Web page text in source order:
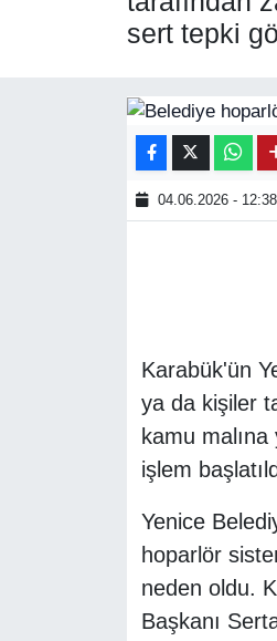
sert tepki
04.06.2026 - 12:38
Karabük'ün
ya da kişiler
kamu
işlem
Yenice
hoparlör
neden oldu.
Başkanı
ÇEVRE
BİLİM - TEKNOLOJİ
MAGAZİN